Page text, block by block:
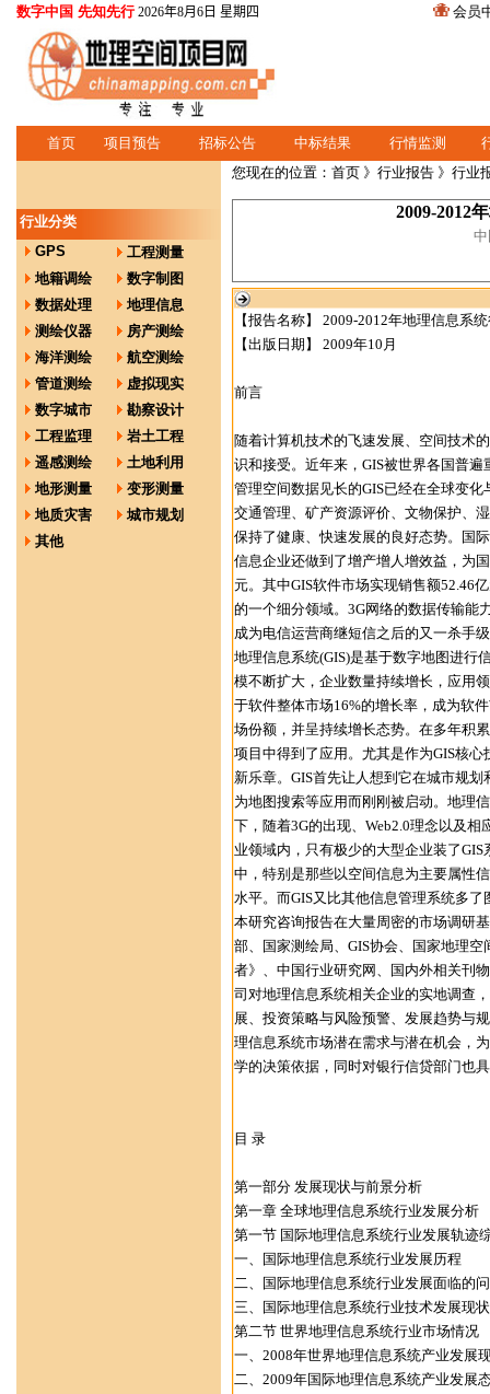
数字中国 先知先行 2026年8月6日 星期四 会员
首页 项目预告 招标公告 中标结果 行情监测
行业分类
GPS
工程测量
地籍调绘
数字制图
数据处理
地理信息
测绘仪器
房产测绘
海洋测绘
航空测绘
管道测绘
虚拟现实
数字城市
勘察设计
工程监理
岩土工程
遥感测绘
土地利用
地形测量
变形测量
地质灾害
城市规划
其他
您现在的位置： 首页 》 行业报告 》行业
2009-2012
【报告名称】 2009-2012年地理信息系
【出版日期】 2009年10月
前言
随着计算机技术的飞速发展、空间技术
识和接受。近年来，GIS被世界各国普
管理空间数据见长的GIS已经在全球变
交通管理、矿产资源评价、文物保护、
保持了健康、快速发展的良好态势。国
信息企业还做到了增产增人增效益，为
元。其中GIS软件市场实现销售额52.46
的一个细分领域。3G网络的数据传输能
成为电信运营商继短信之后的又一杀手
地理信息系统(GIS)是基于数字地图进行
模不断扩大，企业数量持续增长，应用
于软件整体市场16%的增长率，成为软
场份额，并呈持续增长态势。在多年积
项目中得到了应用。尤其是作为GIS核
新乐章。GIS首先让人想到它在城市规
为地图搜索等应用而刚刚被启动。地理
下，随着3G的出现、Web2.0理念以及
业领域内，只有极少的大型企业装了
中，特别是那些以空间信息为主要属性
水平。而GIS又比其他信息管理系统多了
本研究咨询报告在大量周密的市场调研
部、国家测绘局、GIS协会、国家地理
者》、中国行业研究网、国内外相关刊
司对地理信息系统相关企业的实地调查
展、投资策略与风险预警、发展趋势与
理信息系统市场潜在需求与潜在机会，
学的决策依据，同时对银行信贷部门也
目 录
第一部分 发展现状与前景分析
第一章 全球地理信息系统行业发展分析
第一节 国际地理信息系统行业发展轨迹
一、国际地理信息系统行业发展历程
二、国际地理信息系统行业发展面临的
三、国际地理信息系统行业技术发展现
第二节 世界地理信息系统行业市场情况
一、2008年世界地理信息系统产业发展
二、2009年国际地理信息系统产业发展